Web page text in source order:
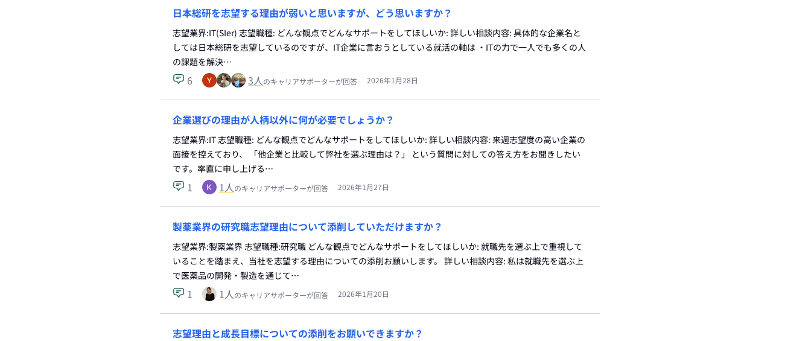
日本総研を志望する理由が弱いと思いますが、どう思いますか？
志望業界:IT(SIer) 志望職種: どんな観点でどんなサポートをしてほしいか: 詳しい相談内容: 具体的な企業名と
しては日本総研を志望しているのですが、IT企業に言おうとしている就活の軸は ・ITの力で一人でも多くの人
の課題を解決…
6 3人のキャリアサポーターが回答 2026年1月28日
企業選びの理由が人柄以外に何が必要でしょうか？
志望業界:IT 志望職種: どんな観点でどんなサポートをしてほしいか: 詳しい相談内容: 来週志望度の高い企業の
面接を控えており、 「他企業と比較して弊社を選ぶ理由は？」 という質問に対しての答え方をお聞きしたい
です。率直に申し上げる…
1 1人のキャリアサポーターが回答 2026年1月27日
製薬業界の研究職志望理由について添削していただけますか？
志望業界:製薬業界 志望職種:研究職 どんな観点でどんなサポートをしてほしいか: 就職先を選ぶ上で重視して
いることを踏まえ、当社を志望する理由についての添削お願いします。 詳しい相談内容: 私は就職先を選ぶ上
で医薬品の開発・製造を通じて…
1 1人のキャリアサポーターが回答 2026年1月20日
志望理由と成長目標についての添削をお願いできますか？